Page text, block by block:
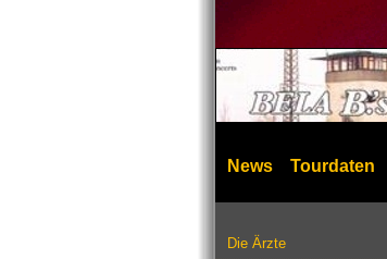
News Tourdaten
Die Ärzte